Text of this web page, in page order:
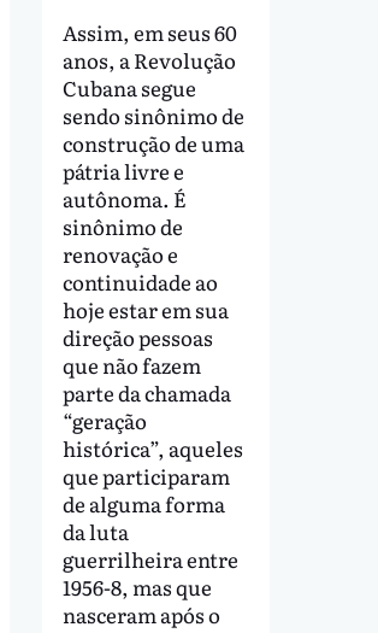
Assim, em seus 60
anos, a Revolução
Cubana segue
sendo sinônimo de
construção de uma
pátria livre e
autônoma. É
sinônimo de
renovação e
continuidade ao
hoje estar em sua
direção pessoas
que não fazem
parte da chamada
“geração
histórica”, aqueles
que participaram
de alguma forma
da luta
guerrilheira entre
1956-8, mas que
nasceram após o